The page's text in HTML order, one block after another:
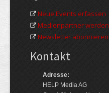
Neue Events erfassen
Medienpartner werden
Newsletter abonnieren
Kontakt
Adresse:
HELP Media AG